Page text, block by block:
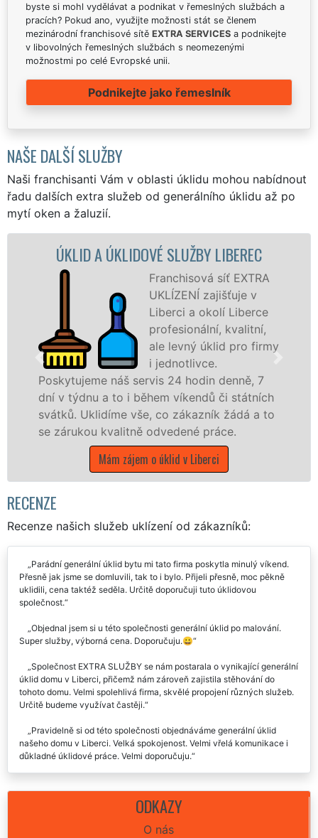
byste si mohl vydělávat a podnikat v řemeslných službách a
pracích? Pokud ano, využijte možnosti stát se členem
mezinárodní franchisové sítě EXTRA SERVICES a podnikejte
v libovolných řemeslných službách s neomezenými
možnostmi po celé Evropské unii.
Podnikejte jako řemeslník
NAŠE DALŠÍ SLUŽBY
Naši franchisanti Vám v oblasti úklidu mohou nabídnout
řadu dalších extra služeb od generálního úklidu až po
mytí oken a žaluzií.
SLUŽBY LIBEREC
Franchisová síť EXTRA
UKLÍZENÍ zajišťuje v
Liberci a okolí Liberce
profesionální, kvalitní,
ale levný úklid pro firmy
i jednotlivce.
servis 24 hodin denně, 7
během víkendů či státních
vše, co zákazník žádá a to
odvedené práce.
ÚKLIDOVÁ
nabízíme pro
státní podniky,
Libereckém kraji
RECENZE
Recenze našich služeb uklízení od zákazníků:
Parádní generální úklid bytu mi tato firma poskytla minulý víkend.
Přesně jak jsme se domluvili, tak to i bylo. Přijeli přesně, moc pěkně
uklidili, cena taktéž seděla. Určitě doporučuji tuto úklidovou
společnost.
Objednal jsem si u této společnosti generální úklid po malování.
Super služby, výborná cena. Doporučuju.😀
Společnost EXTRA SLUŽBY se nám postarala o vynikající generální
úklid domu v Liberci, přičemž nám zároveň zajistila stěhování do
tohoto domu. Velmi spolehlivá firma, skvělé propojení různých služeb.
Určitě budeme využívat častěji.
Pravidelně si od této společnosti objednáváme generální úklid
našeho domu v Liberci. Velká spokojenost. Velmi vřelá komunikace i
důkladné úklidové práce. Velmi doporučuju.
velmi odborně a profesionálně. Rádi budeme vaše služby využívat i
Velmi odborně provedený generální úklid našeho bytu v Liberci po
ODKAZY
O nás